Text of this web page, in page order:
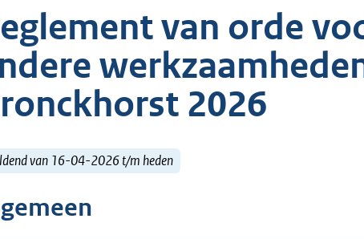
van orde
2026
van 16-04-2026 t/m heden